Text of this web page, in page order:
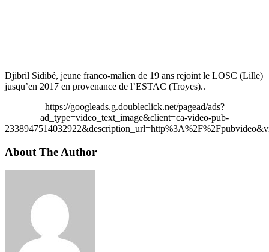
Djibril Sidibé, jeune franco-malien de 19 ans rejoint le LOSC (Lille)
jusqu’en 2017 en provenance de l’ESTAC (Troyes)..
https://googleads.g.doubleclick.net/pagead/ads?
ad_type=video_text_image&client=ca-video-pub-
About The Author